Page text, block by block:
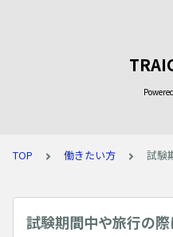
TOP 働きたい方 試験
試験期間中や旅行の